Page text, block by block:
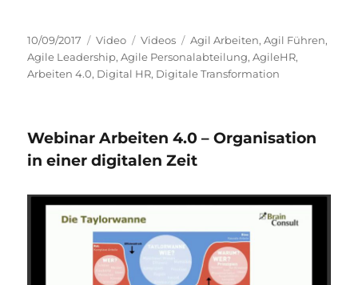
Veröffentlicht
am
10/09/2017 Format
Video Kategorien
Videos Schlagwörter
Agil Arbeiten,Agil Führen,
Agile Leadership,Agile Personalabteilung,AgileHR,
Arbeiten 4.0, Digital HR, Digitale Transformation
Webinar Arbeiten 4.0 – Organisation
in einer digitalen Zeit